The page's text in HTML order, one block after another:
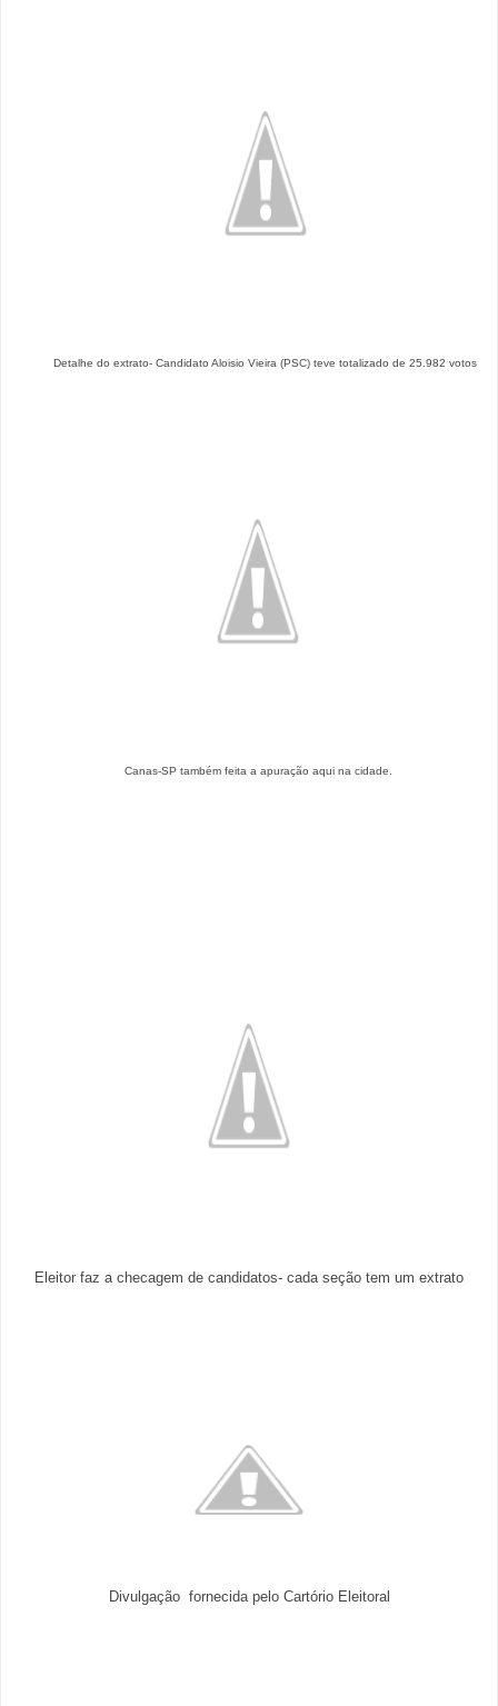
Detalhe do extrato- Candidato Aloisio Vieira (PSC) teve totalizado de 25.982 votos
Canas-SP também feita a apuração aqui na cidade.
Eleitor faz a checagem de candidatos- cada seção tem um extrato
Divulgação fornecida pelo Cartório Eleitoral